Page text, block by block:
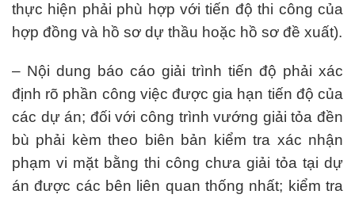
thực hiện phải phù hợp với tiến độ thi công của
hợp đồng và hồ sơ dự thầu hoặc hồ sơ đề xuất).
– Nội dung báo cáo giải trình tiến độ phải xác
định rõ phần công việc được gia hạn tiến độ của
các dự án; đối với công trình vướng giải tỏa đền
bù phải kèm theo biên bản kiểm tra xác nhận
phạm vi mặt bằng thi công chưa giải tỏa tại dự
án được các bên liên quan thống nhất; kiểm tra